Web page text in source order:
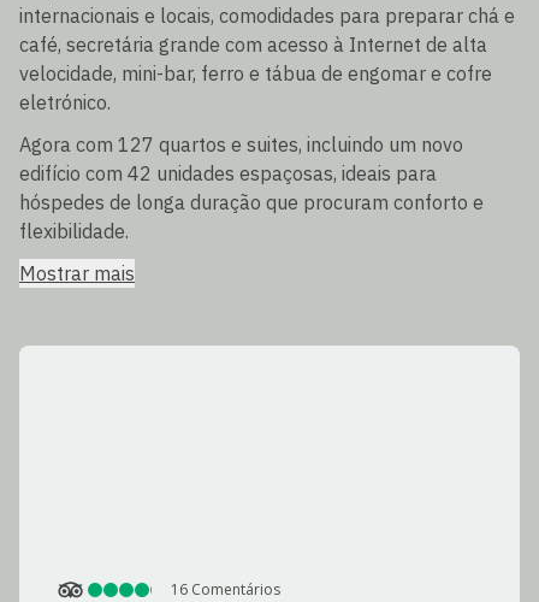
internacionais e locais, comodidades para preparar chá e
café, secretária grande com acesso à Internet de alta
velocidade, mini-bar, ferro e tábua de engomar e cofre
eletrónico.
Agora com 127 quartos e suites, incluindo um novo
edifício com 42 unidades espaçosas, ideais para
hóspedes de longa duração que procuram conforto e
flexibilidade.
Mostrar mais
16 Comentários